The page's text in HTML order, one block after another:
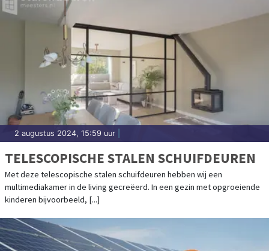
2 augustus 2024, 15:59 uur
TELESCOPISCHE STALEN SCHUIFDEUREN
Met deze telescopische stalen schuifdeuren hebben wij een
multimediakamer in de living gecreëerd. In een gezin met opgroeiende
kinderen bijvoorbeeld, [...]